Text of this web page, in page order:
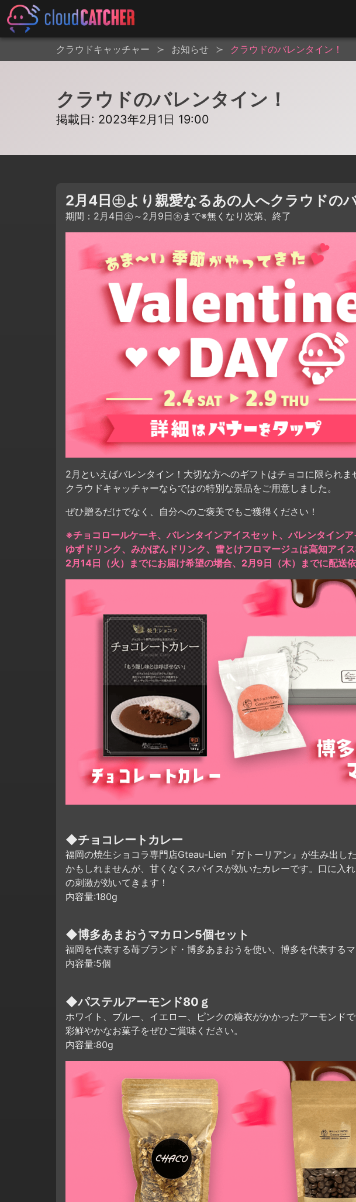
クラウドキャッチャー お知らせ クラウドのバレンタイン！
クラウドのバレンタイン！
掲載日: 2023年2月1日 19:00
2月4日㊏より親愛なるあの人へクラウドの
期間：2月4日㊏～2月9日㊍まで※無くなり次第、終了
2月といえばバレンタイン！大切な方へのギフトはチョコに限られま
クラウドキャッチャーならではの特別な景品をご用意しました。
ぜひ贈るだけでなく、自分へのご褒美でもご獲得ください！
※チョコロールケーキ、バレンタインアイスセット、バレンタインア
ゆずドリンク、みかぽんドリンク、雪とけフロマージュは高知アイス
2月14日（火）までにお届け希望の場合、2月9日（木）までに配送依
◆チョコレートカレー
福岡の焼生ショコラ専門店Gteau-Lien『ガトーリアン』が生み出し
かもしれませんが、甘くなくスパイスが効いたカレーです。口に入
の刺激が効いてきます！
内容量:180g
◆博多あまおうマカロン5個セット
福岡を代表する苺ブランド・博多あまおうを使い、博多を代表する
内容量:5個
◆パステルアーモンド80ｇ
ホワイト、ブルー、イエロー、ピンクの糖衣がかかったアーモンドで
彩鮮やかなお菓子をぜひご賞味ください。
内容量:80g